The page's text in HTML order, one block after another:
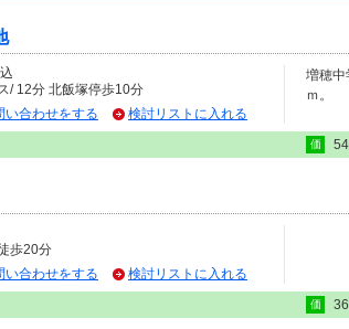
/ 12分 北飯塚停歩10分
い合わせをする 検討リストに入れる
増穂
ｍ。
価
歩20分
い合わせをする 検討リストに入れる
価